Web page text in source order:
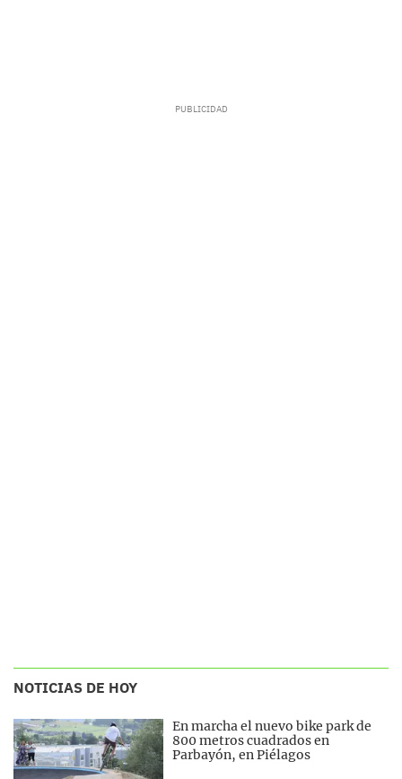
NOTICIAS DE HOY
En marcha el nuevo bike park de
800 metros cuadrados en
Parbayón, en Piélagos